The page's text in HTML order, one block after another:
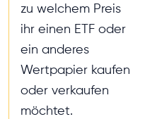
zu welchem Preis
ihr einen ETF oder
ein anderes
Wertpapier kaufen
oder verkaufen
möchtet.